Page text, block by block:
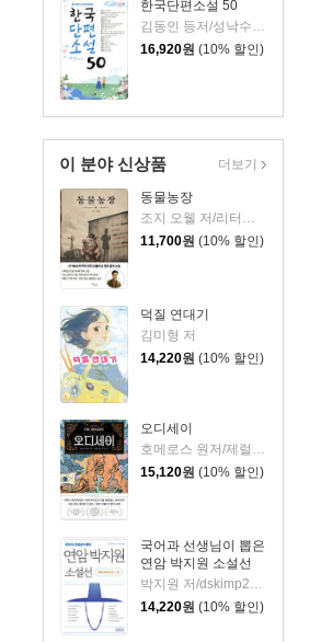
한국단편소설 50
김동인 등저/성낙수,박찬영,김형주 공편
16,920원 (10% 할인)
이 분야 신상품
동물농장
조지 오웰 저/리터링크 역
11,700원 (10% 할인)
덕질 연대기
김미형 저
14,220원 (10% 할인)
오디세이
호메로스 원저/제럴딘 매코크런 글/김재용 역/장시은 감수
15,120원 (10% 할인)
국어과 선생님이 뽑은
연암 박지원 소설선
14,220원 (10% 할인)
더보기